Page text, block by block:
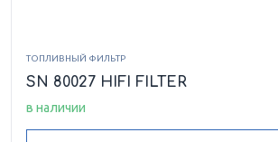
ТОПЛИВНЫЙ ФИЛЬТР
SN 80027 HIFI FILTER
в наличии